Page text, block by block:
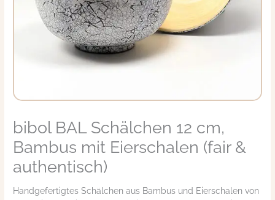
bibol BAL Schälchen 12 cm,
Bambus mit Eierschalen (fair &
authentisch)
Handgefertigtes Schälchen aus Bambus und Eierschalen von
bibol
BAL
Schälchen
cm,
Bambus